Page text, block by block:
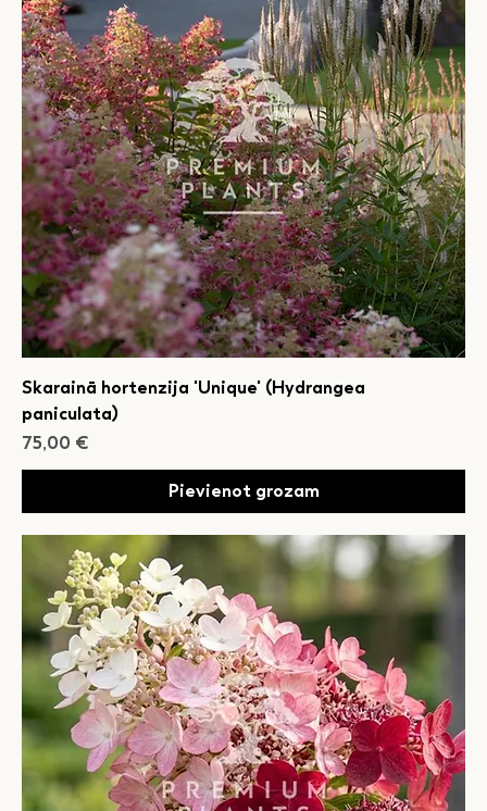
Skarainā hortenzija 'Unique' (Hydrangea
paniculata)
Cena
75,00 €
Pievienot grozam